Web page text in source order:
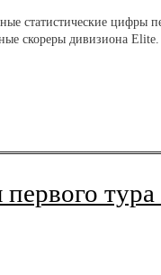
статистические цифры
скореры дивизиона Elite.